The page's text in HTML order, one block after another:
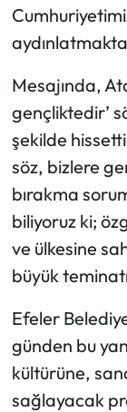
Mesajında,
gençliktedir’
şekilde
söz, bizlere
bırakma
biliyoruz ki;
ve ülkesine
büyük
Efeler
günden bu
kültürüne,
sağlayacak